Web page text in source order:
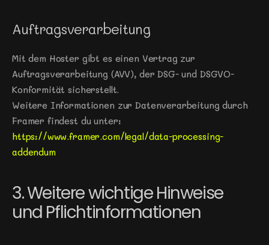
Auftragsverarbeitung
Mit dem Hoster gibt es einen Vertrag zur
Auftragsverarbeitung (AVV), der DSG- und DSGVO-
Konformität sicherstellt.
Weitere Informationen zur Datenverarbeitung durch
https://www.framer.com/legal/data-processing-
addendum
3. Weitere wichtige Hinweise
und Pflichtinformationen